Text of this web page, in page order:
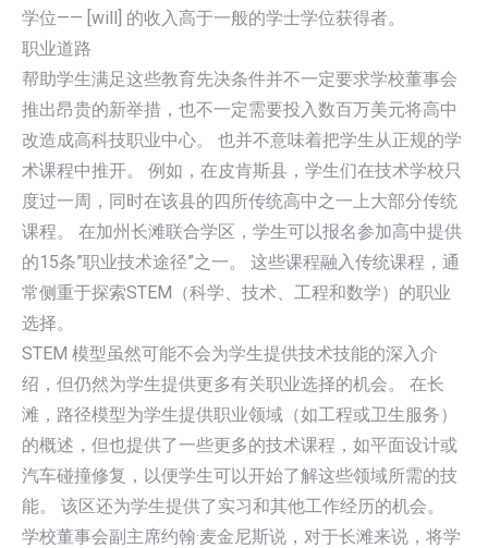
学位—— [will] 的收入高于一般的学士学位获得者。
职业道路
帮助学生满足这些教育先决条件并不一定要求学校董事会
推出昂贵的新举措，也不一定需要投入数百万美元将高中
改造成高科技职业中心。 也并不意味着把学生从正规的学
术课程中推开。 例如，在皮肯斯县，学生们在技术学校只
度过一周，同时在该县的四所传统高中之一上大部分传统
课程。 在加州长滩联合学区，学生可以报名参加高中提供
的15条”职业技术途径”之一。 这些课程融入传统课程，通
常侧重于探索STEM（科学、技术、工程和数学）的职业
选择。
STEM 模型虽然可能不会为学生提供技术技能的深入介
绍，但仍然为学生提供更多有关职业选择的机会。 在长
滩，路径模型为学生提供职业领域（如工程或卫生服务）
的概述，但也提供了一些更多的技术课程，如平面设计或
汽车碰撞修复，以便学生可以开始了解这些领域所需的技
能。 该区还为学生提供了实习和其他工作经历的机会。
学校董事会副主席约翰·麦金尼斯说，对于长滩来说，将学